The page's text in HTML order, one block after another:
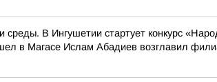
среды. В Ингушетии стартует конкурс
в Магасе Ислам Абадиев возглавил